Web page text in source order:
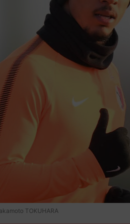
TOKUHARA